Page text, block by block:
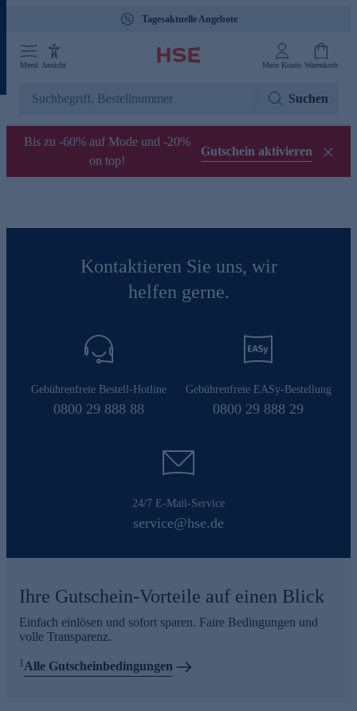
Tagesaktuelle Angebote
Menü Ansicht Mein Konto Warenkorb
Suchen
Bis zu -60% auf Mode und -20%
on top!
Gutschein aktivieren
Kontaktieren Sie uns, wir
helfen gerne.
Gebührenfreie Bestell-Hotline
0800 29 888 88
Gebührenfreie EASy-Bestellung
0800 29 888 29
24/7 E-Mail-Service
service@hse.de
Ihre Gutschein-Vorteile auf einen Blick
Einfach einlösen und sofort sparen. Faire Bedingungen und
volle Transparenz.
1Alle Gutscheinbedingungen